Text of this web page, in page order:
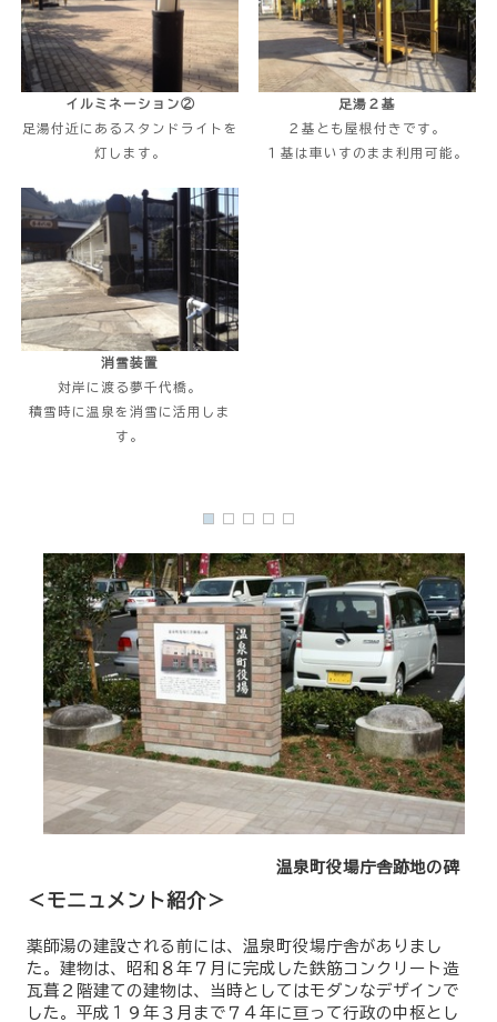
イルミネーション②
足湯付近にあるスタンドライトを
灯します。
足湯２基
２基とも屋根付きです。
１基は車いすのまま利用可能。
消雪装置
対岸に渡る夢千代橋。
積雪時に温泉を消雪に活用しま
す。
温泉町役場庁舎跡地の碑
＜モニュメント紹介＞
薬師湯の建設される前には、温泉町役場庁舎がありまし
た。建物は、昭和８年７月に完成した鉄筋コンクリート造
瓦葺２階建ての建物は、当時としてはモダンなデザインで
した。平成１９年３月まで７４年に亘って行政の中枢とし